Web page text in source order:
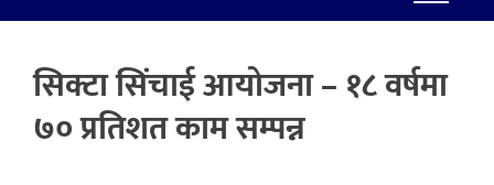
सिक्टा सिंचाई आयोजना – १८ वर्षमा
७० प्रतिशत काम सम्पन्न